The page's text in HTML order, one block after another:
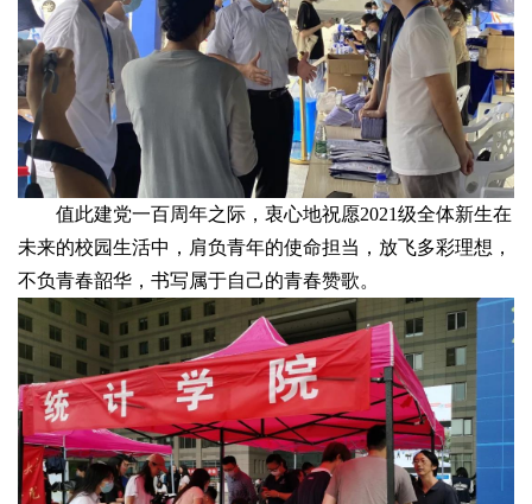
值此建党一百周年之际，衷心地祝愿2021级全体新生在
未来的校园生活中，肩负青年的使命担当，放飞多彩理想，
不负青春韶华，书写属于自己的青春赞歌。